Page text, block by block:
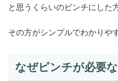
と思うくらいのピンチにした
その方がシンプルでわかりや
なぜピンチが必要